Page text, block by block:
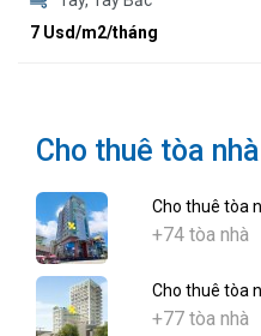
7 Usd/m2/tháng
Cho thuê tòa nhà
Cho thuê tòa
+74 tòa nhà
Cho thuê tòa
+77 tòa nhà